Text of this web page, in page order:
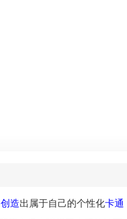
创造出属于自己的个性化卡通